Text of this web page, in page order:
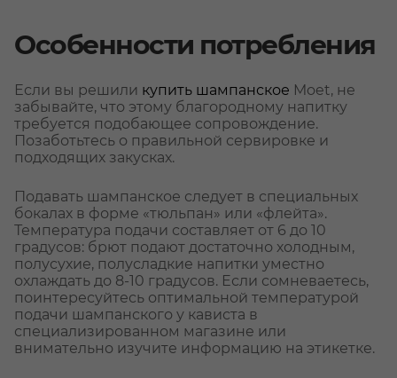
Особенности потребления
Если вы решили купить шампанское Moet, не
забывайте, что этому благородному напитку
требуется подобающее сопровождение.
Позаботьтесь о правильной сервировке и
подходящих закусках.
Подавать шампанское следует в специальных
бокалах в форме «тюльпан» или «флейта».
Температура подачи составляет от 6 до 10
градусов: брют подают достаточно холодным,
полусухие, полусладкие напитки уместно
охлаждать до 8-10 градусов. Если сомневаетесь,
поинтересуйтесь оптимальной температурой
подачи шампанского у кависта в
специализированном магазине или
внимательно изучите информацию на этикетке.